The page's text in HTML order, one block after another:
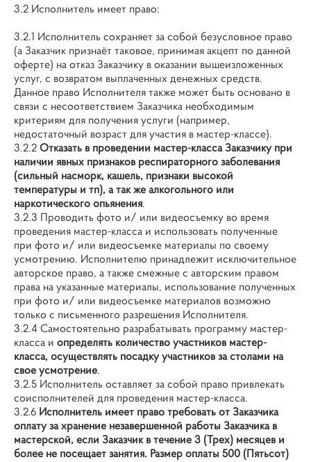
3.2 Исполнитель имеет право:
3.2.1 Исполнитель сохраняет за собой безусловное право
(а Заказчик признаёт таковое, принимая акцепт по данной
оферте) на отказ Заказчику в оказании вышеизложенных
услуг, с возвратом выплаченных денежных средств.
Данное право Исполнителя также может быть основано в
связи с несоответствием Заказчика необходимым
критериям для получения услуги (например,
недостаточный возраст для участия в мастер-классе).
3.2.2 Отказать в проведении мастер-класса Заказчику при
наличии явных признаков респираторного заболевания
(сильный насморк, кашель, признаки высокой
температуры и тп), а так же алкогольного или
наркотического опьянения.
3.2.3 Проводить фото и/ или видеосъемку во время
проведения мастер-класса и использовать полученные
при фото и/ или видеосъемке материалы по своему
усмотрению. Исполнителю принадлежит исключительное
авторское право, а также смежные с авторским правом
права на указанные материалы, использование полученных
при фото и/ или видеосъемке материалов возможно
только с письменного разрешения Исполнителя.
3.2.4 Самостоятельно разрабатывать программу мастер-
класса и определять количество участников мастер-
класса, осуществлять посадку участников за столами на
свое усмотрение.
3.2.5 Исполнитель оставляет за собой право привлекать
соисполнителей для проведения мастер-класса.
3.2.6 Исполнитель имеет право требовать от Заказчика
оплату за хранение незавершенной работы Заказчика в
мастерской, если Заказчик в течение 3 (Трех) месяцев и
более не посещает занятия. Размер оплаты 500 (Пятьсот)